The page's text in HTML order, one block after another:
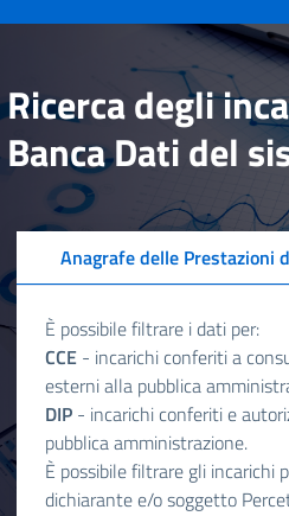
Ricerca degli
Banca Dati del
Anagrafe delle Prestazioni
È possibile filtrare i dati per:
CCE - incarichi conferiti a
esterni alla pubblica
DIP - incarichi conferiti e
pubblica amministrazione.
È possibile filtrare gli incarichi
dichiarante e/o soggetto